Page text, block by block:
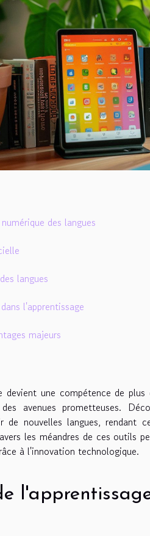
des langues
langues
l'apprentissage
majeurs
une compétence de plus
avenues prometteuses.
de nouvelles langues,
les méandres de ces outils
à l'innovation technologique.